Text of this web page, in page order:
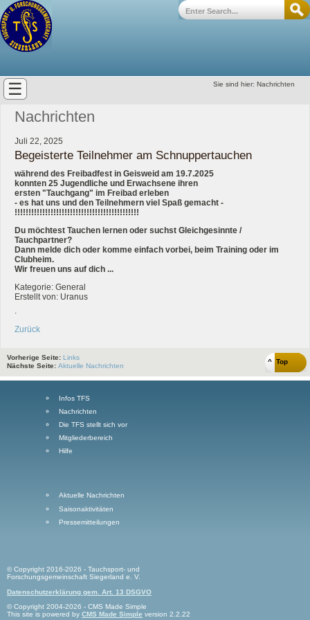
☰ Sie sind hier:Nachrichten
Nachrichten
Juli 22, 2025
Begeisterte Teilnehmer am Schnuppertauchen
während des Freibadfest in Geisweid am 19.7.2025
konnten 25 Jugendliche und Erwachsene ihren
ersten "Tauchgang" im Freibad erleben
- es hat uns und den Teilnehmern viel Spaß gemacht -
!!!!!!!!!!!!!!!!!!!!!!!!!!!!!!!!!!!!!!!!!!!!!
Du möchtest Tauchen lernen oder suchst Gleichgesinnte /
Tauchpartner?
Dann melde dich oder komme einfach vorbei, beim Training oder im
Clubheim.
Wir freuen uns auf dich ...
Kategorie: General
Erstellt von: Uranus
.
Zurück
^ Top
Vorherige Seite: Links
Nächste Seite: Aktuelle Nachrichten
Infos TFS
Nachrichten
Die TFS stellt sich vor
Mitgliederbereich
Hilfe
Aktuelle Nachrichten
Saisonaktivitäten
Pressemitteilungen
© Copyright 2016-2026 - Tauchsport- und
Forschungsgemeinschaft Siegerland e. V.
Datenschutzerklärung gem. Art. 13 DSGVO
© Copyright 2004-2026 - CMS Made Simple
This site is powered by CMS Made Simple version 2.2.22